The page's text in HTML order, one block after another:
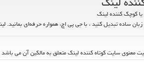
یا کوچک کننده لینک
زبان ساده تبدیل کنید ، با جی پی اچ، همواره حرفه‌ای بمانید.